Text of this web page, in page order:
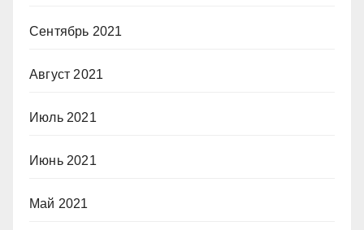
Сентябрь 2021
Август 2021
Июль 2021
Июнь 2021
Май 2021